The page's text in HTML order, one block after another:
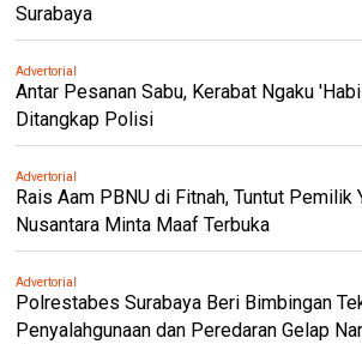
Surabaya
Advertorial
Antar Pesanan Sabu, Kerabat Ngaku
Ditangkap Polisi
Advertorial
Rais Aam PBNU di Fitnah, Tuntut Pemilik
Nusantara Minta Maaf Terbuka
Advertorial
Polrestabes Surabaya Beri Bimbingan
Penyalahgunaan dan Peredaran Gelap